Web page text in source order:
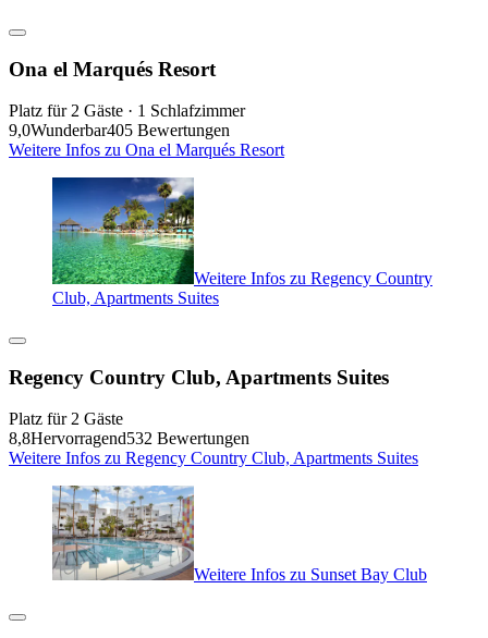
Ona el Marqués Resort
Platz für 2 Gäste · 1 Schlafzimmer
9,0Wunderbar405 Bewertungen
Weitere Infos zu Ona el Marqués Resort
Weitere Infos zu Regency Country
Club, Apartments Suites
Regency Country Club, Apartments Suites
Platz für 2 Gäste
8,8Hervorragend532 Bewertungen
Weitere Infos zu Regency Country Club, Apartments Suites
Weitere Infos zu Sunset Bay Club